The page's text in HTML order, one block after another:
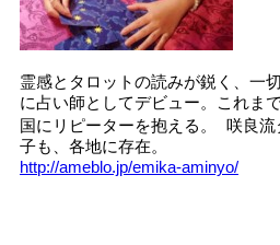
霊感とタロットの読みが鋭く、一
に占い師としてデビュー。これま
国にリピーターを抱える。 咲良
子も、各地に存在。
http://ameblo.jp/emika-aminyo/